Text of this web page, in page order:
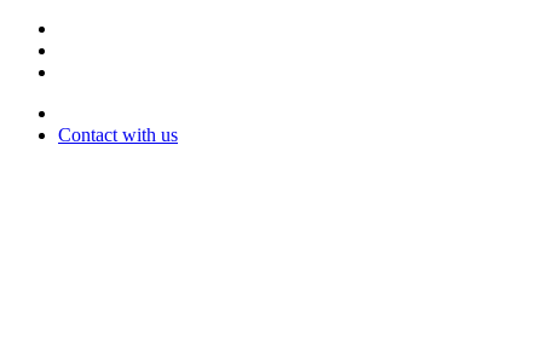
Contact with us